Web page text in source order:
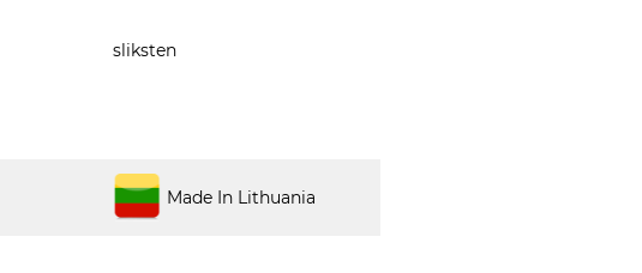
sliksten
Made In Lithuania